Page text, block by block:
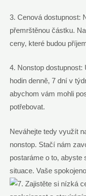
3. Cenová dostupnost:
přemrštěnou částku.
ceny, které budou
4. Nonstop
hodin denně, 7 dní v
abychom vám mohli
potřebovat.
Neváhejte tedy využít
nonstop. Stačí nám
postaráme o to, abyste
situace. Vaše